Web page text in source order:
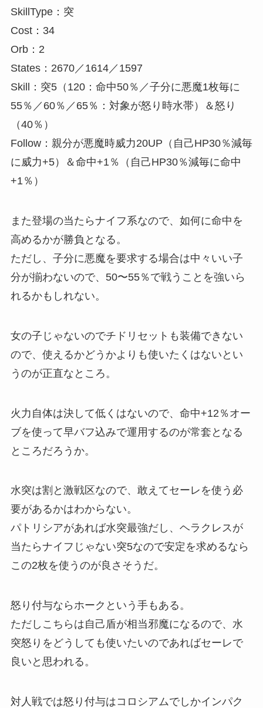
SkillType：突
Cost：34
Orb：2
States：2670／1614／1597
Skill：突5（120：命中50％／子分に悪魔1枚毎に
55％／60％／65％：対象が怒り時水帯）＆怒り
（40％）
Follow：親分が悪魔時威力20UP（自己HP30％減毎
に威力+5）＆命中+1％（自己HP30％減毎に命中
+1％）
また登場の当たらナイフ系なので、如何に命中を
高めるかが勝負となる。
ただし、子分に悪魔を要求する場合は中々いい子
分が揃わないので、50〜55％で戦うことを強いら
れるかもしれない。
女の子じゃないのでチドリセットも装備できない
ので、使えるかどうかよりも使いたくはないとい
うのが正直なところ。
火力自体は決して低くはないので、命中+12％オー
ブを使って早バフ込みで運用するのが常套となる
ところだろうか。
水突は割と激戦区なので、敢えてセーレを使う必
要があるかはわからない。
パトリシアがあれば水突最強だし、ヘラクレスが
当たらナイフじゃない突5なので安定を求めるなら
この2枚を使うのが良さそうだ。
怒り付与ならホークという手もある。
ただしこちらは自己盾が相当邪魔になるので、水
突怒りをどうしても使いたいのであればセーレで
良いと思われる。
対人戦では怒り付与はコロシアムでしかインパク